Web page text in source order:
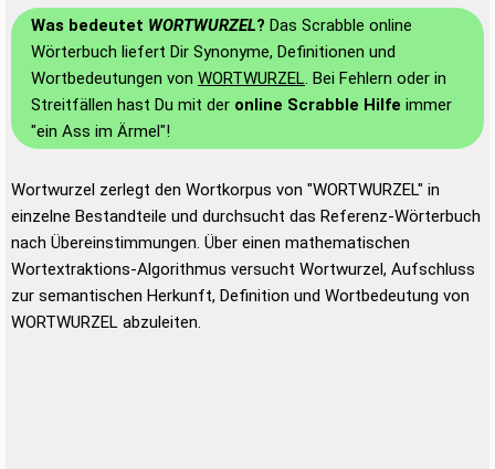
Was bedeutet WORTWURZEL? Das Scrabble online
Wörterbuch liefert Dir Synonyme, Definitionen und
Wortbedeutungen von WORTWURZEL. Bei Fehlern oder in
Streitfällen hast Du mit der online Scrabble Hilfe immer
"ein Ass im Ärmel"!
Wortwurzel zerlegt den Wortkorpus von "WORTWURZEL" in
einzelne Bestandteile und durchsucht das Referenz-Wörterbuch
nach Übereinstimmungen. Über einen mathematischen
Wortextraktions-Algorithmus versucht Wortwurzel, Aufschluss
zur semantischen Herkunft, Definition und Wortbedeutung von
WORTWURZEL abzuleiten.